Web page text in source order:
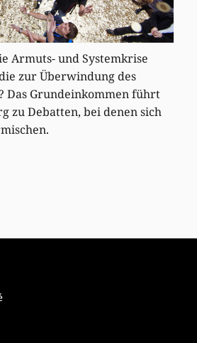
Armuts- und Systemkrise
zur Überwindung des
Das Grundeinkommen führt
zu Debatten, bei denen sich